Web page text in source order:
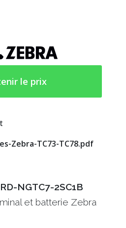
le prix
Zebra-TC73-TC78.pdf
NGTC7-2SC1B
et batterie Zebra